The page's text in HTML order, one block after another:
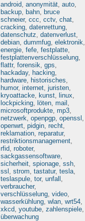
android, anonymität, auto,
backup, bahn, bruce
schneier, ccc, cctv, chat,
cracking, datenrettung,
datenschutz, datenverlust,
debian, dummfug, elektronik,
energie, fefe, festplatte,
festplattenverschlüsselung,
flattr, forensik, gps,
hackaday, hacking,
hardware, historisches,
humor, internet, juristen,
kryoattacke, kunst, linux,
lockpicking, löten, mail ,
microsoftprodukte, mp3,
netzwerk, openpgp, openssl ,
openwrt, pidgin, recht,
reklamation, reparatur,
restriktionsmanagement,
rfid, roboter,
sackgassensoftware,
sicherheit, spionage, ssh,
ssl , strom, tastatur, tesla,
teslaspule, tor, unfall ,
verbraucher,
verschlüsselung, video,
wasserkühlung, wlan, wrt54,
xkcd, youtube, zahlenspiele,
überwachung